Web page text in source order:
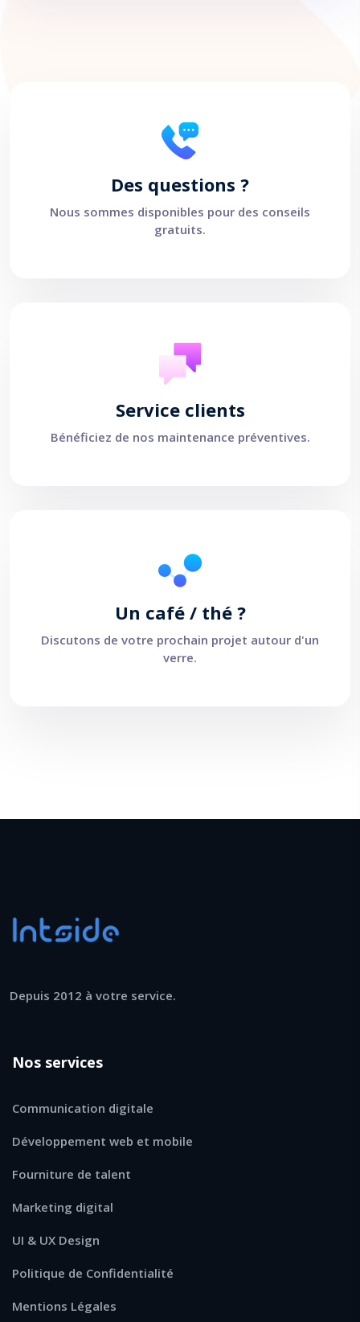
Des questions ?
Nous sommes disponibles pour des conseils
gratuits.
Service clients
Bénéficiez de nos maintenance préventives.
Un café / thé ?
Discutons de votre prochain projet autour d'un
verre.
Depuis 2012 à votre service.
Nos services
Communication digitale
Développement web et mobile
Fourniture de talent
Marketing digital
UI & UX Design
Politique de Confidentialité
Mentions Légales